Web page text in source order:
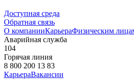
Доступная среда
Обратная связь
О компанииКарьераФизическим
Аварийная служба
104
Горячая линия
8 800 200 13 83
КарьераВакансии